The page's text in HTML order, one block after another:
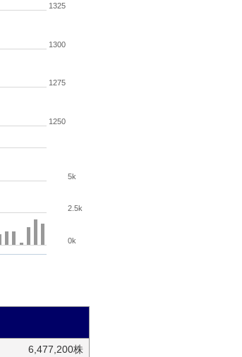
1250
1275
1300
1325
0k
2.5k
5k
6,477,200株